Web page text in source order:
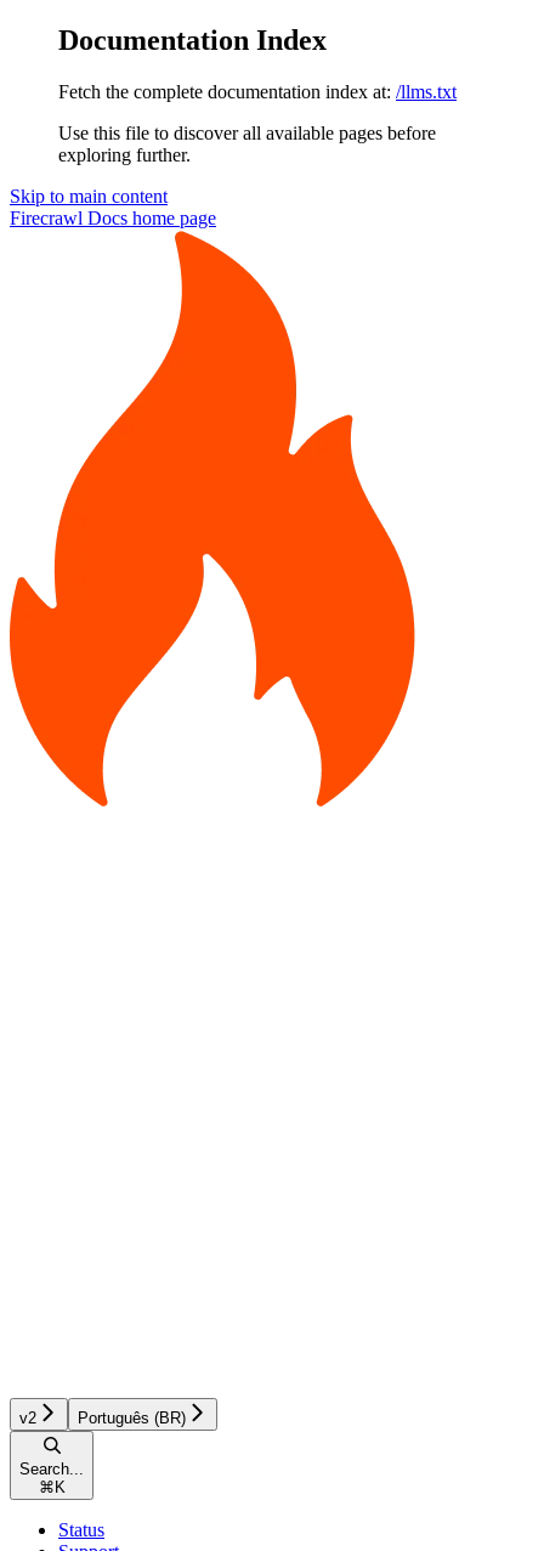
Documentation Index
Fetch the complete documentation index at: /llms.txt
Use this file to discover all available pages before
exploring further.
Skip to main content
Firecrawl Docs home page
v2 Português (BR)
Search...
⌘ K
Status